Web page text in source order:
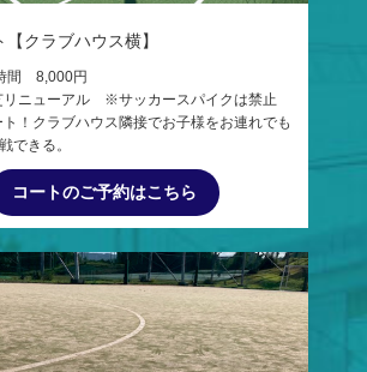
クラブハウス横】
間 8,000円
リニューアル ※サッカースパイクは禁止
ト！クラブハウス隣接でお子様をお連れでも
できる。
コートのご予約はこちら